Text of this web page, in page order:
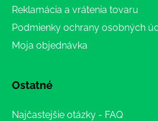
Reklamácia a vrátenia tovaru
Podmienky ochrany osobných
Moja objednávka
Ostatné
Najčastejšie otázky - FAQ